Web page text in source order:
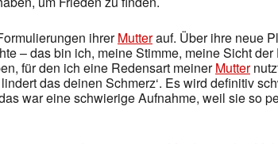
ihrerMutterauf. Über ihre neue
– das bin ich, meine Stimme, meine Sicht der
für den ich eine Redensart meinerMutter
das deinen Schmerz‘. Es wird definitiv
war eine schwierige Aufnahme, weil sie so